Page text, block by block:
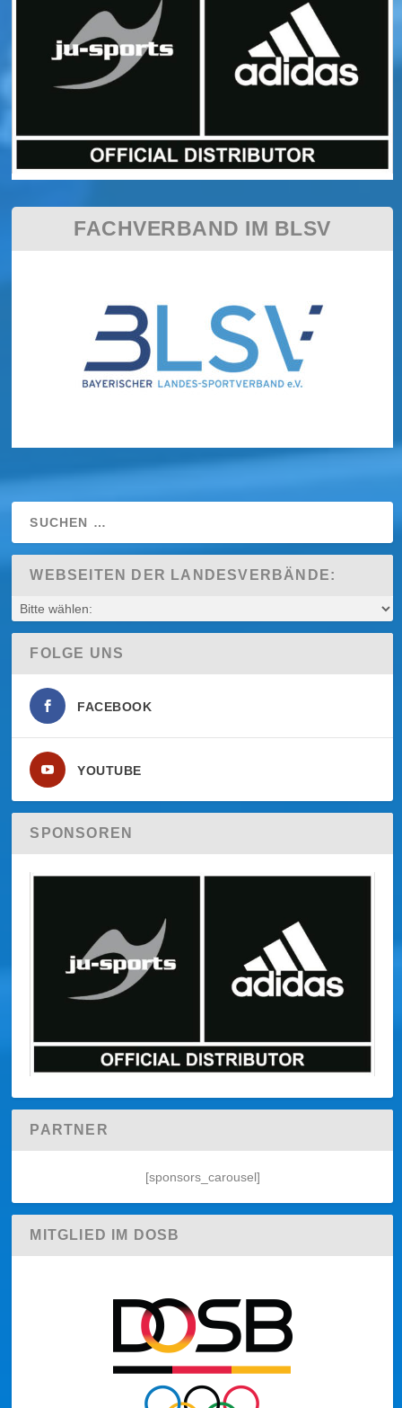
FACHVERBAND IM BLSV
WEBSEITEN DER LANDESVERBÄNDE:
FOLGE UNS
FACEBOOK
YOUTUBE
SPONSOREN
PARTNER
[sponsors_carousel]
MITGLIED IM DOSB